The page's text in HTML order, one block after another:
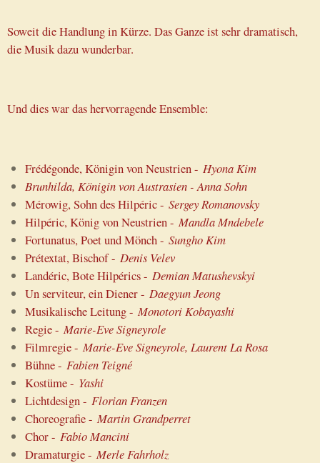
Soweit die Handlung in Kürze. Das Ganze ist sehr dramatisch,
die Musik dazu wunderbar.
Und dies war das hervorragende Ensemble:
Frédégonde, Königin von Neustrien - Hyona Kim
Brunhilda, Königin von Austrasien - Anna Sohn
Mérowig, Sohn des Hilpéric - Sergey Romanovsky
Hilpéric, König von Neustrien - Mandla Mndebele
Fortunatus, Poet und Mönch - Sungho Kim
Prétextat, Bischof - Denis Velev
Landéric, Bote Hilpérics - Demian Matushevskyi
Un serviteur, ein Diener - Daegyun Jeong
Musikalische Leitung - Monotori Kobayashi
Regie - Marie-Eve Signeyrole
Filmregie - Marie-Eve Signeyrole, Laurent La Rosa
Bühne - Fabien Teigné
Kostüme - Yashi
Lichtdesign - Florian Franzen
Choreografie - Martin Grandperret
Chor - Fabio Mancini
Dramaturgie - Merle Fahrholz